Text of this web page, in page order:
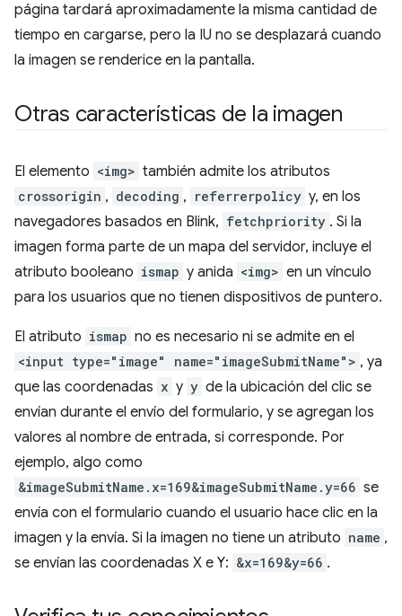
página tardará aproximadamente la misma cantidad de
tiempo en cargarse, pero la IU no se desplazará cuando
la imagen se renderice en la pantalla.
Otras características de la imagen
El elemento <img> también admite los atributos
crossorigin , decoding , referrerpolicy y, en los
navegadores basados en Blink, fetchpriority . Si la
imagen forma parte de un mapa del servidor, incluye el
atributo booleano ismap y anida <img> en un vínculo
para los usuarios que no tienen dispositivos de puntero.
El atributo ismap no es necesario ni se admite en el
<input type="image" name="imageSubmitName"> , ya
que las coordenadas x y y de la ubicación del clic se
envían durante el envío del formulario, y se agregan los
valores al nombre de entrada, si corresponde. Por
ejemplo, algo como
&imageSubmitName.x=169&imageSubmitName.y=66 se
envía con el formulario cuando el usuario hace clic en la
imagen y la envía. Si la imagen no tiene un atributo name ,
se envían las coordenadas X e Y: &x=169&y=66 .